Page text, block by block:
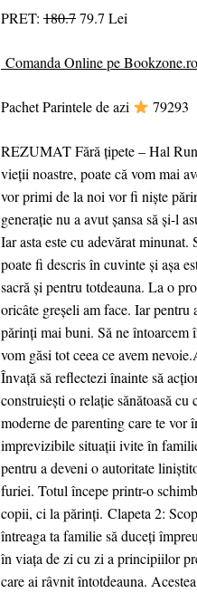
PRET: 180.779.7 Lei
Comanda Online pe Bookzone.ro
Pachet Parintele de azi 79293
REZUMAT Fără țipete – Hal
vieții noastre, poate că vom mai
vor primi de la noi vor fi niște
generație nu a avut șansa să și-l
Iar asta este cu adevărat
poate fi descris în cuvinte și așa
sacră și pentru totdeauna. La o
oricâte greșeli am face. Iar
părinți mai buni. Să ne întoarcem
vom găsi tot ceea ce avem
Învață să reflectezi înainte să
construiești o relație sănătoasă
moderne de parenting care te vor
imprevizibile situații ivite în
pentru a deveni o autoritate
furiei. Totul începe printr-o
copii, ci la părinți. Clapeta 2:
întreaga ta familie să duceți
în viața de zi cu zi a principiilor
care ai râvnit întotdeauna.